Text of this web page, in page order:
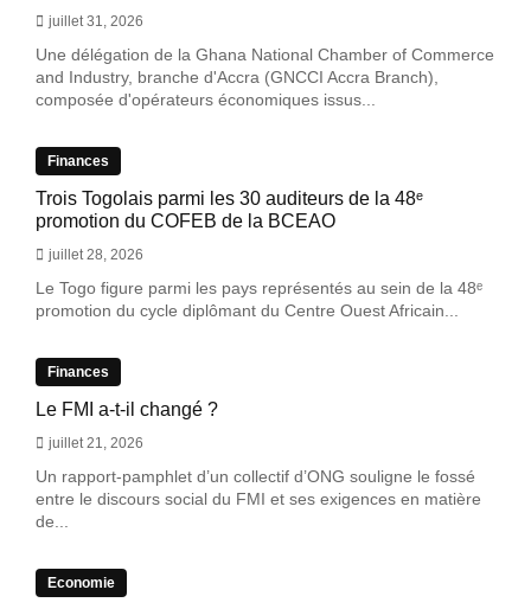
juillet 31, 2026
Une délégation de la Ghana National Chamber of Commerce
and Industry, branche d'Accra (GNCCI Accra Branch),
composée d'opérateurs économiques issus...
Finances
Trois Togolais parmi les 30 auditeurs de la 48ᵉ
promotion du COFEB de la BCEAO
juillet 28, 2026
Le Togo figure parmi les pays représentés au sein de la 48ᵉ
promotion du cycle diplômant du Centre Ouest Africain...
Finances
Le FMI a-t-il changé ?
juillet 21, 2026
Un rapport-pamphlet d’un collectif d’ONG souligne le fossé
entre le discours social du FMI et ses exigences en matière
de...
Economie